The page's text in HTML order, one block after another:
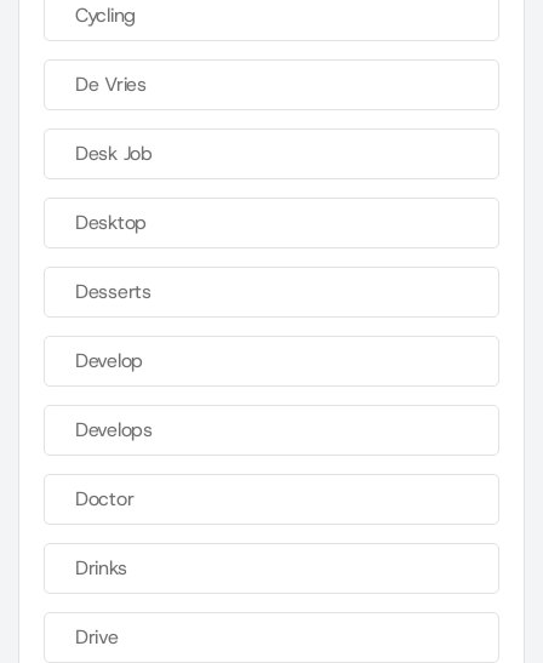
Cycling
De Vries
Desk Job
Desktop
Desserts
Develop
Develops
Doctor
Drinks
Drive